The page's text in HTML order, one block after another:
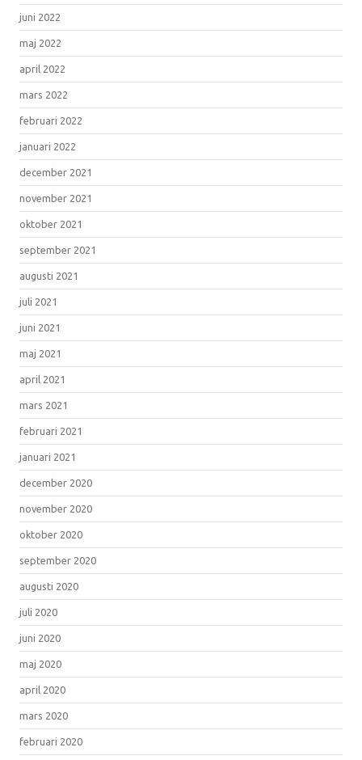
juni 2022
maj 2022
april 2022
mars 2022
februari 2022
januari 2022
december 2021
november 2021
oktober 2021
september 2021
augusti 2021
juli 2021
juni 2021
maj 2021
april 2021
mars 2021
februari 2021
januari 2021
december 2020
november 2020
oktober 2020
september 2020
augusti 2020
juli 2020
juni 2020
maj 2020
april 2020
mars 2020
februari 2020